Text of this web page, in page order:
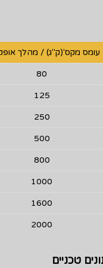
עומס מקס'(ק"ג) / מהלך
80
125
250
500
800
1000
1600
2000
טכניים